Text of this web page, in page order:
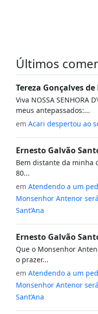
Últimos
Tereza Gonçalves
Viva NOSSA SENHORA
meus antepassados:...
em Acari despertou ao
Ernesto Galvão
Bem distante da minha
80...
em Atendendo a um
Monsenhor Antenor
Sant’Ana
Ernesto Galvão
Que o Monsenhor
o prazer...
em Atendendo a um
Monsenhor Antenor
Sant’Ana